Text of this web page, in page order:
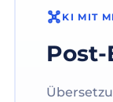
KI MIT